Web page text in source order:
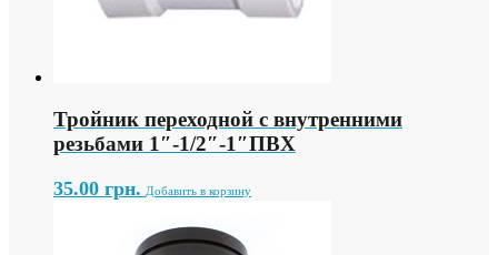
Тройник переходной с внутренними
резьбами 1″-1/2″-1″ПВХ
35.00 грн. Добавить в корзину